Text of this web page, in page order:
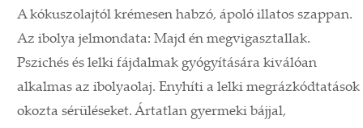
A kókuszolajtól krémesen habzó, ápoló illatos szappan.
Az ibolya jelmondata: Majd én megvigasztallak.
Pszichés és lelki fájdalmak gyógyítására kiválóan
alkalmas az ibolyaolaj. Enyhíti a lelki megrázkódtatások
okozta sérüléseket. Ártatlan gyermeki bájjal,